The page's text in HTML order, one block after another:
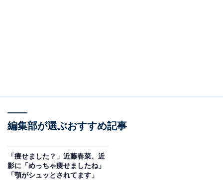
編集部が選ぶおすすめ記事
「痩せました？」近藤春菜、近
影に「めっちゃ痩せましたね」
「顎がシュッとされてます」